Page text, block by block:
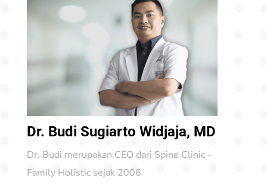
Dr. Budi Sugiarto Widjaja, MD
Dr. Budi merupakan CEO dari Spine Clinic –
Family Holistic sejak 2006